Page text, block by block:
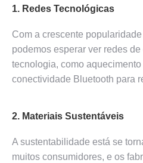
1. Redes Tecnológicas
Com a crescente
podemos esperar ver redes
tecnologia, como
conectividade Bluetooth para
2. Materiais Sustentáveis
A sustentabilidade está se
muitos consumidores, e os